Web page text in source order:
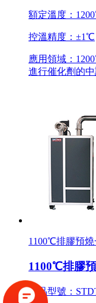
額定溫度：
控溫精度：±1℃
應用領域：
進行催化劑的
1100℃排膠預燒
1100℃排膠
產品型號：